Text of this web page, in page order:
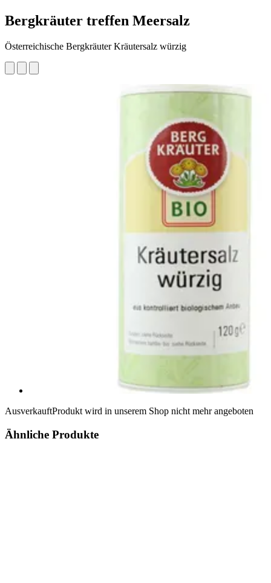
Bergkräuter treffen Meersalz
Österreichische Bergkräuter Kräutersalz würzig
AusverkauftProdukt wird in unserem Shop nicht mehr angeboten
Ähnliche Produkte